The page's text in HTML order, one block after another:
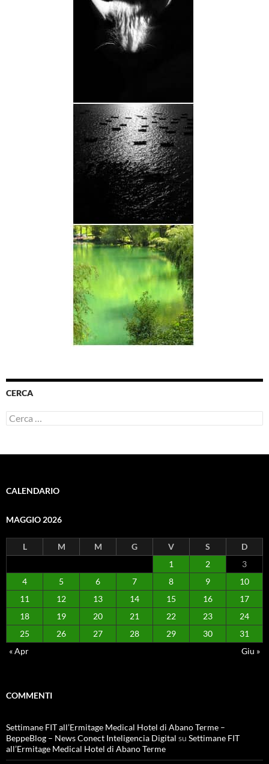
CERCA
Ricerca
per:
CALENDARIO
MAGGIO 2026
L M M G V S
D
1
2
3
4
5 6 7 8 9
10
11
12 13 14 15 16
17
18
19 20 21 22 23
24
25
26 27 28 29 30
31
« Apr
Giu »
COMMENTI
Settimane FIT all’Ermitage Medical Hotel di Abano Terme –
BeppeBlog – News Conect Inteligencia Digital su Settimane FIT
all’Ermitage Medical Hotel di Abano Terme